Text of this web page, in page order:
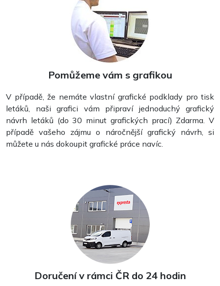
Vizitky
Razítka
Pomůžeme vám s grafikou
V případě, že nemáte vlastní grafické podklady pro tisk
letáků, naši grafici vám připraví jednoduchý grafický
návrh letáků (do 30 minut grafických prací) Zdarma. V
případě vašeho zájmu o náročnější grafický návrh, si
můžete u nás dokoupit grafické práce navíc.
Doručení v rámci ČR do 24 hodin